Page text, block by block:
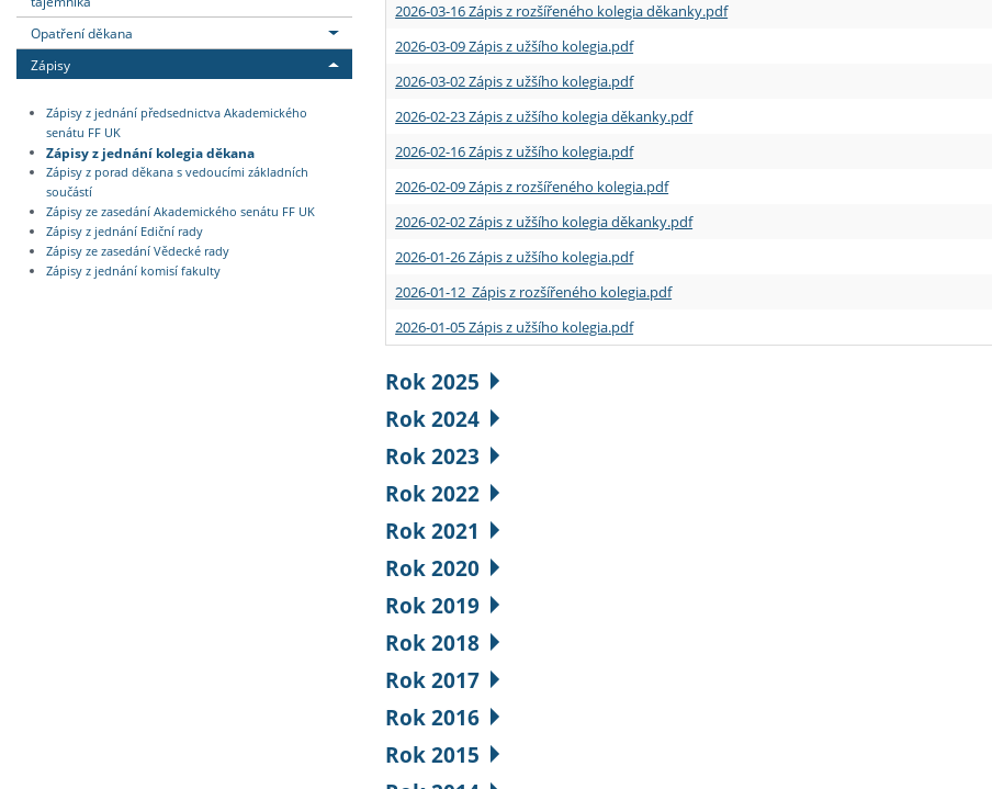
Opatření děkana
Zápisy
Zápisy z jednání předsednictva Akademického
senátu FF UK
Zápisy z jednání kolegia děkana
Zápisy z porad děkana s vedoucími základních
součástí
Zápisy ze zasedání Akademického senátu FF UK
Zápisy z jednání Ediční rady
Zápisy ze zasedání Vědecké rady
Zápisy z jednání komisí fakulty
2026-03-16 Zápis z rozšířeného kolegia děkanky.pdf
2026-03-09 Zápis z užšího kolegia.pdf
2026-03-02 Zápis z užšího kolegia.pdf
2026-02-23 Zápis z užšího kolegia děkanky.pdf
2026-02-16 Zápis z užšího kolegia.pdf
2026-02-09 Zápis z rozšířeného kolegia.pdf
2026-02-02 Zápis z užšího kolegia děkanky.pdf
2026-01-26 Zápis z užšího kolegia.pdf
2026-01-12 Zápis z rozšířeného kolegia.pdf
2026-01-05 Zápis z užšího kolegia.pdf
Rok 2025
Rok 2024
Rok 2023
Rok 2022
Rok 2021
Rok 2020
Rok 2019
Rok 2018
Rok 2017
Rok 2016
Rok 2015